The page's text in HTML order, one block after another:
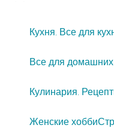
Кухня. Все для
Все для
Кулинария.
Женские хобби